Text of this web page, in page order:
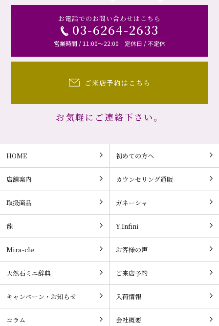
お電話でのお問い合わせはこちら
03-6264-2633
営業時間 / 11:00～22:00 定休日 / 不定休
ご来店予約はこちら
お気軽にご連絡下さい。
HOME 初めての方へ
店舗案内 カウンセリング通販
取扱商品 ガネーシャ
龍 Y.Infini
Mira-cle お客様の声
天然石ミニ辞典 ご来店予約
キャンペーン・お知らせ 入荷情報
コラム 会社概要